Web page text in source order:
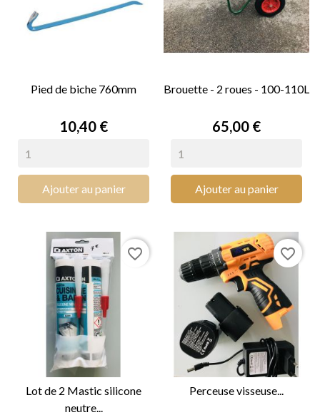
Pied de biche 760mm
Prix
10,40 €
Ajouter au panier
Brouette - 2 roues - 100-110L
Prix
65,00 €
Ajouter au panier
Lot de 2 Mastic silicone
neutre...
favorite_border
Perceuse visseuse...
favorite_border